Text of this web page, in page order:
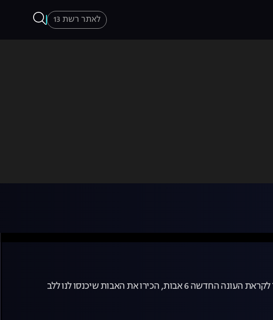
לאתר רשת 13
את האבות שיכנסו לנו ללב